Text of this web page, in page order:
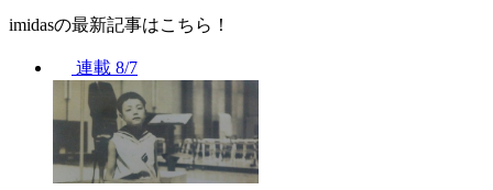
imidasの最新記事はこちら！
連載 8/7